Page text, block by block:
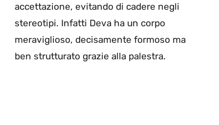
accettazione, evitando di cadere negli
stereotipi. Infatti Deva ha un corpo
meraviglioso, decisamente formoso ma
ben strutturato grazie alla palestra.